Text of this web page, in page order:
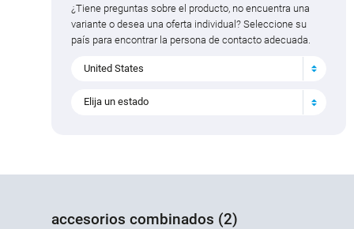
¿Tiene preguntas sobre el producto, no encuentra una
variante o desea una oferta individual? Seleccione su
país para encontrar la persona de contacto adecuada.
United States
Elija un estado
accesorios combinados (2)